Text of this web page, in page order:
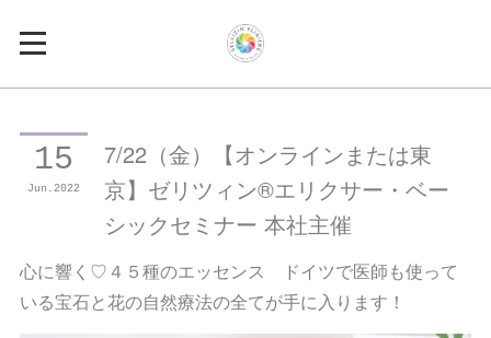
15
Jun 2022
7/22（金）【オンラインまたは東
京】ゼリツィン®エリクサー・ベー
シックセミナー 本社主催
心に響く♡４５種のエッセンス ドイツで医師も使って
いる宝石と花の自然療法の全てが手に入ります！